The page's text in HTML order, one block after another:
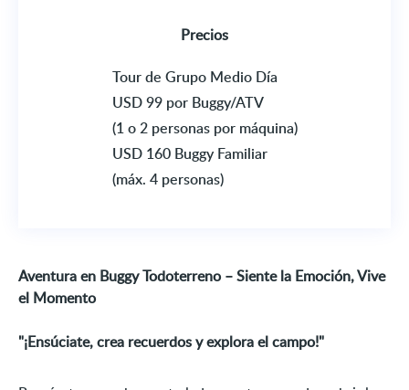
Precios
Tour de Grupo Medio Día
USD 99 por Buggy/ATV
(1 o 2 personas por máquina)
USD 160 Buggy Familiar
(máx. 4 personas)
Aventura en Buggy Todoterreno – Siente la Emoción, Vive
el Momento
"¡Ensúciate, crea recuerdos y explora el campo!"